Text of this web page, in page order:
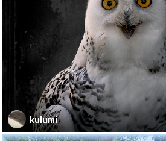
kulumi